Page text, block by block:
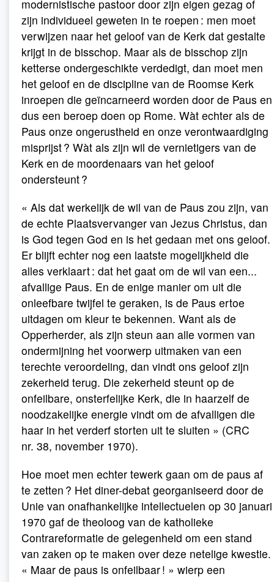
modernistische pastoor door zijn eigen gezag of
zijn individueel geweten in te roepen : men moet
verwijzen naar het geloof van de Kerk dat gestalte
krijgt in de bisschop. Maar als de bisschop zijn
ketterse ondergeschikte verdedigt, dan moet men
het geloof en de discipline van de Roomse Kerk
inroepen die geïncarneerd worden door de Paus en
dus een beroep doen op Rome. Wàt echter als de
Paus onze ongerustheid en onze verontwaardiging
misprijst ? Wàt als zijn wil de vernietigers van de
Kerk en de moordenaars van het geloof
ondersteunt ?
« Als dat werkelijk de wil van de Paus zou zijn, van
de echte Plaatsvervanger van Jezus Christus, dan
is God tegen God en is het gedaan met ons geloof.
Er blijft echter nog een laatste mogelijkheid die
alles verklaart : dat het gaat om de wil van een...
afvallige Paus. En de enige manier om uit die
onleefbare twijfel te geraken, is de Paus ertoe
uitdagen om kleur te bekennen. Want als de
Opperherder, als zijn steun aan alle vormen van
ondermijning het voorwerp uitmaken van een
terechte veroordeling, dan vindt ons geloof zijn
zekerheid terug. Die zekerheid steunt op de
onfeilbare, onsterfelijke Kerk, die in haarzelf de
noodzakelijke energie vindt om de afvalligen die
haar in het verderf storten uit te sluiten » (CRC
nr. 38, november 1970).
Hoe moet men echter tewerk gaan om de paus af
te zetten ? Het diner-debat georganiseerd door de
Unie van onafhankelijke intellectuelen op 30 januari
1970 gaf de theoloog van de katholieke
Contrareformatie de gelegenheid om een stand
van zaken op te maken over deze netelige kwestie.
« Maar de paus is onfeilbaar ! » wierp een